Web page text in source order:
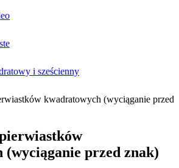
i sześcienny
kwadratowych (wyciąganie przed
(wyciąganie przed znak)